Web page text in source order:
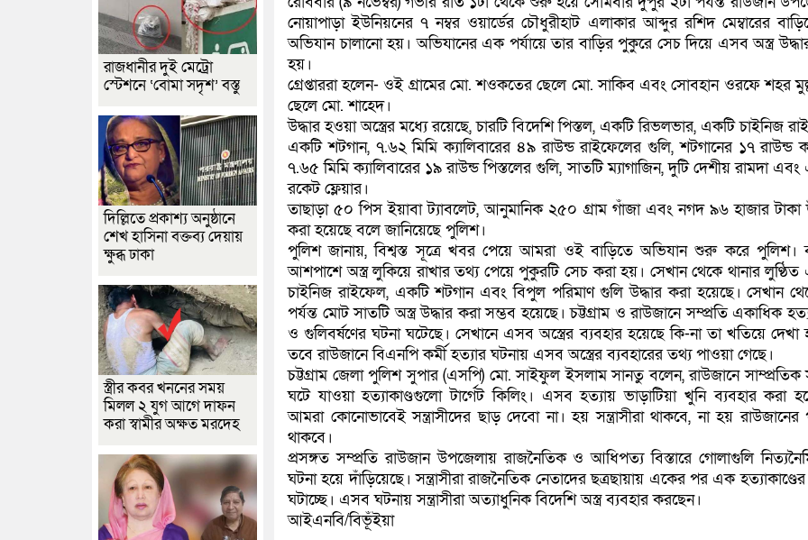
নোয়াপাড়া ইউনিয়নের ৭ নম্বর ওয়ার্ডের চৌধুরীহাট এলাকার আব্দুর রশিদ মেম্বারের
অভিযান চালানো হয়। অভিযানের এক পর্যায়ে তার বাড়ির পুকুরে সেচ দিয়ে এসব অস্ত্র
হয়।
গ্রেপ্তাররা হলেন- ওই গ্রামের মো. শওকতের ছেলে মো. সাকিব এবং সোবহান ওরফে শহর
ছেলে মো. শাহেদ।
উদ্ধার হওয়া অস্ত্রের মধ্যে রয়েছে, চারটি বিদেশি পিস্তল, একটি রিভলভার, একটি চাইনিজ
একটি শটগান, ৭.৬২ মিমি ক্যালিবারের ৪৯ রাউন্ড রাইফেলের গুলি, শটগানের ১৭ রাউন্ড
৭.৬৫ মিমি ক্যালিবারের ১৯ রাউন্ড পিস্তলের গুলি, সাতটি ম্যাগাজিন, দুটি দেশীয় রামদা
রকেট ফ্লেয়ার।
তাছাড়া ৫০ পিস ইয়াবা ট্যাবলেট, আনুমানিক ২৫০ গ্রাম গাঁজা এবং নগদ ৯৬ হাজার টাকা
করা হয়েছে বলে জানিয়েছে পুলিশ।
পুলিশ জানায়, বিশ্বস্ত সূত্রে খবর পেয়ে আমরা ওই বাড়িতে অভিযান শুরু করে পুলিশ।
আশপাশে অস্ত্র লুকিয়ে রাখার তথ্য পেয়ে পুকুরটি সেচ করা হয়। সেখান থেকে থানার লুণ্ঠিত
চাইনিজ রাইফেল, একটি শটগান এবং বিপুল পরিমাণ গুলি উদ্ধার করা হয়েছে। সেখান
পর্যন্ত মোট সাতটি অস্ত্র উদ্ধার করা সম্ভব হয়েছে। চট্টগ্রাম ও রাউজানে সম্প্রতি একাধিক
ও গুলিবর্ষণের ঘটনা ঘটেছে। সেখানে এসব অস্ত্রের ব্যবহার হয়েছে কি-না তা খতিয়ে দেখা
তবে রাউজানে বিএনপি কর্মী হত্যার ঘটনায় এসব অস্ত্রের ব্যবহারের তথ্য পাওয়া গেছে।
চট্টগ্রাম জেলা পুলিশ সুপার (এসপি) মো. সাইফুল ইসলাম সানতু বলেন, রাউজানে সাম্প্রতিক
ঘটে যাওয়া হত্যাকাণ্ডগুলো টার্গেট কিলিং। এসব হত্যায় ভাড়াটিয়া খুনি ব্যবহার করা
আমরা কোনোভাবেই সন্ত্রাসীদের ছাড় দেবো না। হয় সন্ত্রাসীরা থাকবে, না হয়
থাকবে।
প্রসঙ্গত সম্প্রতি রাউজান উপজেলায় রাজনৈতিক ও আধিপত্য বিস্তারে গোলাগুলি
ঘটনা হয়ে দাঁড়িয়েছে। সন্ত্রাসীরা রাজনৈতিক নেতাদের ছত্রছায়ায় একের পর এক
ঘটাচ্ছে। এসব ঘটনায় সন্ত্রাসীরা অত্যাধুনিক বিদেশি অস্ত্র ব্যবহার করছেন।
আইএনবি/বিভূঁইয়া
রাজধানীর দুই মেট্রো
স্টেশনে ‘বোমা সদৃশ’ বস্তু
দিল্লিতে প্রকাশ্য অনুষ্ঠানে
শেখ হাসিনা বক্তব্য দেয়ায়
ক্ষুব্ধ ঢাকা
স্ত্রীর কবর খননের সময়
মিলল ২ যুগ আগে দাফন
করা স্বামীর অক্ষত মরদেহ